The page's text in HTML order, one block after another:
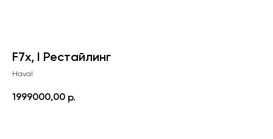
F7x, I Рестайлинг
Haval
1999000,00 р.